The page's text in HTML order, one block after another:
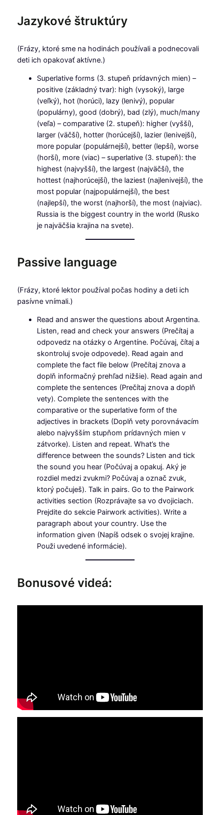
Jazykové štruktúry
(Frázy, ktoré sme na hodinách používali a podnecovali
deti ich opakovať aktívne.)
Superlative forms (3. stupeň prídavných mien) –
positive (základný tvar): high (vysoký), large
(veľký), hot (horúci), lazy (lenivý), popular
(populárny), good (dobrý), bad (zlý), much/many
(veľa) – comparative (2. stupeň): higher (vyšší),
larger (väčší), hotter (horúcejší), lazier (lenivejší),
more popular (populárnejší), better (lepší), worse
(horší), more (viac) – superlative (3. stupeň): the
highest (najvyšší), the largest (najväčší), the
hottest (najhorúcejší), the laziest (najlenivejší), the
most popular (najpopulárnejší), the best
(najlepší), the worst (najhorší), the most (najviac).
Russia is the biggest country in the world (Rusko
je najväčšia krajina na svete).
Passive language
(Frázy, ktoré lektor používal počas hodiny a deti ich
pasívne vnímali.)
Read and answer the questions about Argentina.
Listen, read and check your answers (Prečítaj a
odpovedz na otázky o Argentíne. Počúvaj, čítaj a
skontroluj svoje odpovede). Read again and
complete the fact file below (Prečítaj znova a
doplň informačný prehľad nižšie). Read again and
complete the sentences (Prečítaj znova a doplň
vety). Complete the sentences with the
comparative or the superlative form of the
adjectives in brackets (Doplň vety porovnávacím
alebo najvyšším stupňom prídavných mien v
zátvorke). Listen and repeat. What’s the
difference between the sounds? Listen and tick
the sound you hear (Počúvaj a opakuj. Aký je
rozdiel medzi zvukmi? Počúvaj a označ zvuk,
ktorý počuješ). Talk in pairs. Go to the Pairwork
activities section (Rozprávajte sa vo dvojiciach.
Prejdite do sekcie Pairwork activities). Write a
paragraph about your country. Use the
information given (Napíš odsek o svojej krajine.
Použi uvedené informácie).
Bonusové videá: